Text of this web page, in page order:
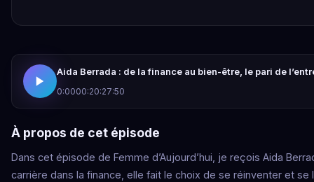
Aida Berrada : de la finance au bien-être, le pari de
0:0000:20:27:50
À propos de cet épisode
Dans cet épisode de Femme d’Aujourd’hui, je reçois Aida
carrière dans la finance, elle fait le choix de se réinventer et se